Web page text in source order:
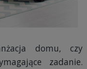
domu, czy
zadanie.